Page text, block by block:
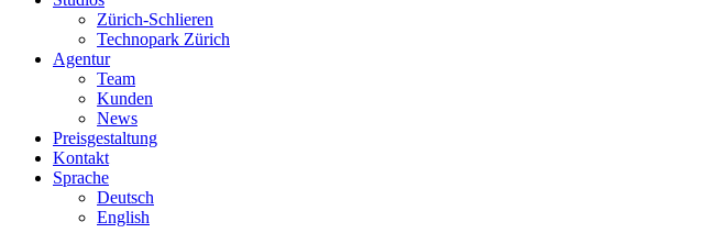
Zürich-Schlieren
Technopark Zürich
Agentur
Team
Kunden
News
Preisgestaltung
Kontakt
Sprache
Deutsch
English